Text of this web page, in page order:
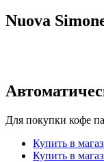
Nuova
Для покупки кофе
Купить в
Купить в